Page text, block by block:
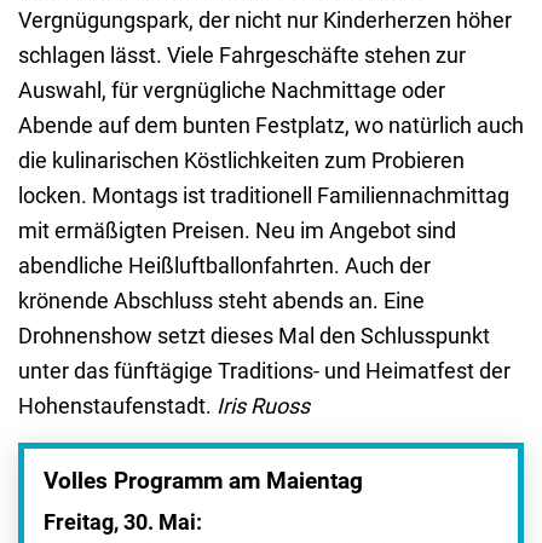
Vergnügungspark, der nicht nur Kinderherzen höher
schlagen lässt. Viele Fahrgeschäfte stehen zur
Auswahl, für vergnügliche Nachmittage oder
Abende auf dem bunten Festplatz, wo natürlich auch
die kulinarischen Köstlichkeiten zum Probieren
locken. Montags ist traditionell Familiennachmittag
mit ermäßigten Preisen. Neu im Angebot sind
abendliche Heißluftballonfahrten. Auch der
krönende Abschluss steht abends an. Eine
Drohnenshow setzt dieses Mal den Schlusspunkt
unter das fünftägige Traditions- und Heimatfest der
Hohenstaufenstadt. Iris Ruoss
Volles Programm am Maientag
Freitag, 30. Mai: